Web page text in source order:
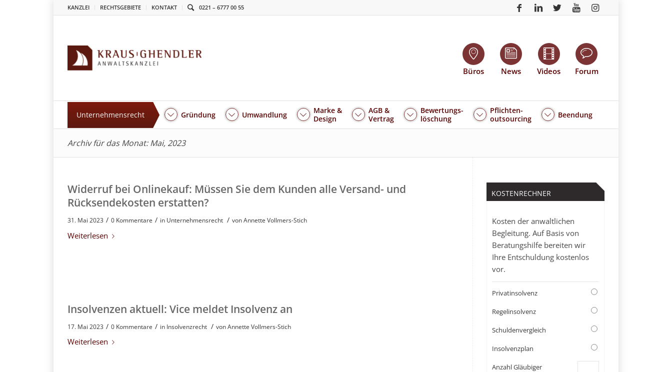
KANZLEI RECHTSGEBIETE KONTAKT 0221 – 6777 00 55
Büros News Videos Forum
Unternehmensrecht Gründung Umwandlung
Marke &
Design
AGB &
Vertrag
Bewertungs-
löschung
Pflichten-
outsourcing
Beendung
Archiv für das Monat: Mai, 2023
Widerruf bei Onlinekauf: Müssen Sie dem Kunden alle Versand- und
Rücksendekosten erstatten?
31. Mai 2023 / 0 Kommentare / in Unternehmensrecht / vonAnnette Vollmers-Stich
Weiterlesen
Insolvenzen aktuell: Vice meldet Insolvenz an
17. Mai 2023 / 0 Kommentare / in Insolvenzrecht / vonAnnette Vollmers-Stich
Weiterlesen
KOSTENRECHNER
Kosten der anwaltlichen
Begleitung. Auf Basis von
Beratungshilfe bereiten wir
Ihre Entschuldung kostenlos
vor.
Privatinsolvenz
Regelinsolvenz
Schuldenvergleich
Insolvenzplan
Anzahl Gläubiger